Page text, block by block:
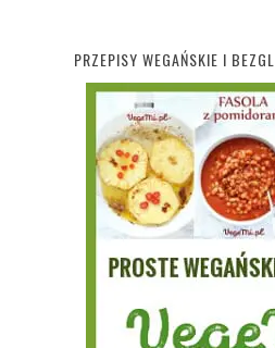
PRZEPISY WEGAŃSKIE I